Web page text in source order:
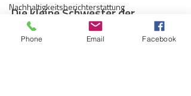
Nachhaltigkeitsberichterstattung
Berichtspflicht
Gaskrise
Die kleine Schwester der
Klimaschutzverträge:
Bundesförderung Industrie und
Phone Email Facebook